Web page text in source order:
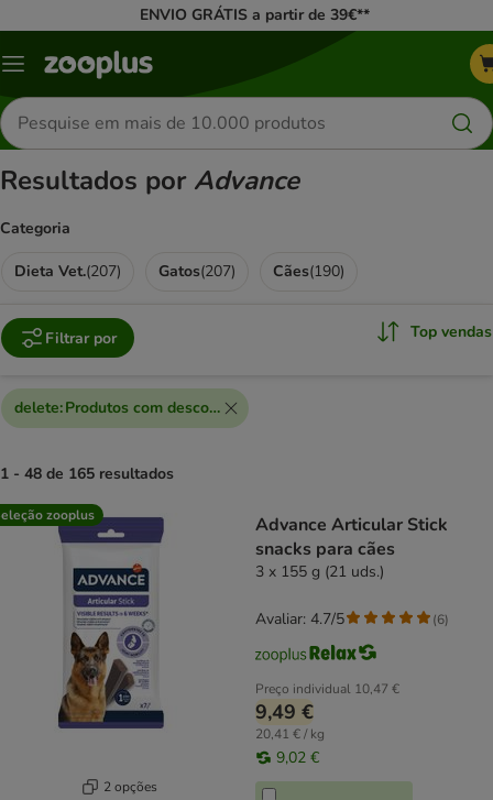
ENVIO GRÁTIS a partir de 39€**
Menu
Pesquisar
produtos
Resultados por Advance
Categoria
Dieta Vet.(207) Gatos(207) Cães(190)
Filtrar por Top vendas
delete:Produtos com desconto extra
1 - 48 de 165 resultados
product items have been changed
zooplus
2 opções
Advance Articular Stick
snacks para cães
3 x 155 g (21 uds.)
Preço individual 10,47 €
9,49 €
20,41 € / kg
9,02 €
Avaliar: 4.7/5 (6)